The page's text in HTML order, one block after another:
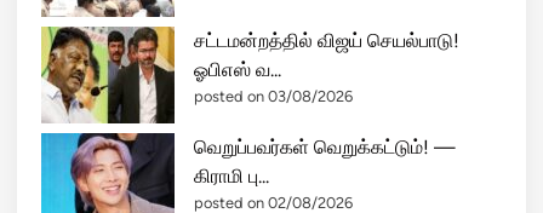
சட்டமன்றத்தில் விஜய் செயல்பாடு!
ஓபிஎஸ் வ...
posted on 03/08/2026
வெறுப்பவர்கள் வெறுக்கட்டும்! —
கிராமி பு...
posted on 02/08/2026